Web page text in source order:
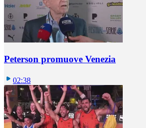
Peterson promuove Venezia
02:38